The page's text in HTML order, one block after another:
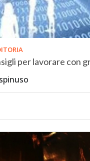
per lavorare con